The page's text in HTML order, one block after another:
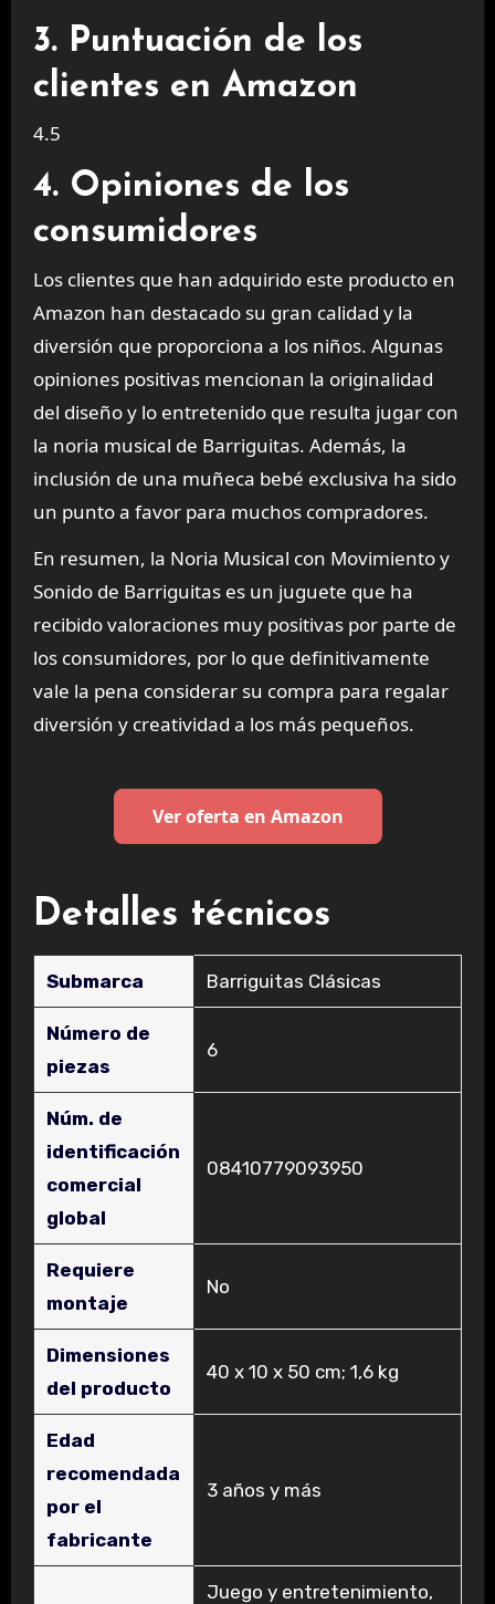
3. Puntuación de los
clientes en Amazon
4.5
4. Opiniones de los
consumidores
Los clientes que han adquirido este producto en
Amazon han destacado su gran calidad y la
diversión que proporciona a los niños. Algunas
opiniones positivas mencionan la originalidad
del diseño y lo entretenido que resulta jugar con
la noria musical de Barriguitas. Además, la
inclusión de una muñeca bebé exclusiva ha sido
un punto a favor para muchos compradores.
En resumen, la Noria Musical con Movimiento y
Sonido de Barriguitas es un juguete que ha
recibido valoraciones muy positivas por parte de
los consumidores, por lo que definitivamente
vale la pena considerar su compra para regalar
diversión y creatividad a los más pequeños.
Ver oferta en Amazon
Detalles técnicos
Submarca ‎Barriguitas Clásicas
Número de
piezas
‎6
Núm. de
identificación
comercial
global
‎08410779093950
Requiere
montaje
‎No
Dimensiones
del producto
‎40 x 10 x 50 cm; 1,6 kg
Edad
recomendada
por el
fabricante
‎3 años y más
‎Juego y entretenimiento,